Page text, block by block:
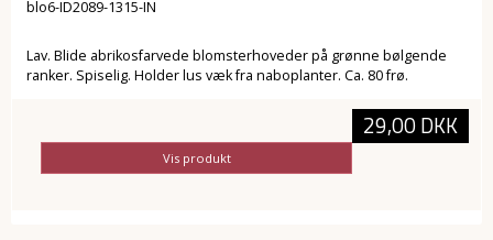
blo6-ID2089-1315-IN
Lav. Blide abrikosfarvede blomsterhoveder på grønne bølgende
ranker. Spiselig. Holder lus væk fra naboplanter. Ca. 80 frø.
29,00 DKK
Vis produkt